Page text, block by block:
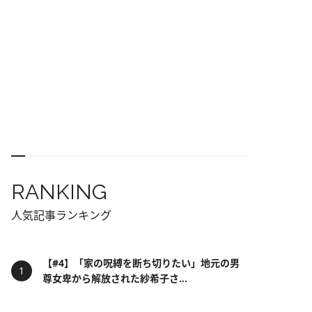
RANKING
人気記事ランキング
【#4】「家の呪縛を断ち切りたい」地元の男
尊女卑から解放された紗希子さ...